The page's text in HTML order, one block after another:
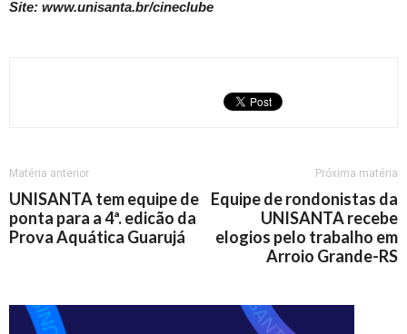
Site: www.unisanta.br/cineclube
Matéria anterior
UNISANTA tem equipe de
ponta para a 4ª. edicão da
Prova Aquática Guarujá
Próxima matéria
Equipe de rondonistas da
UNISANTA recebe
elogios pelo trabalho em
Arroio Grande-RS